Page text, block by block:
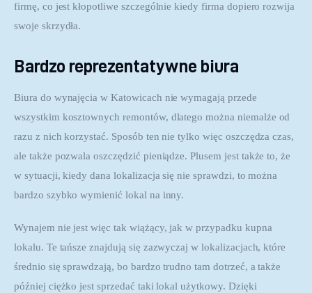
firmę, co jest kłopotliwe szczególnie kiedy firma dopiero rozwija
swoje skrzydła.
Bardzo reprezentatywne biura
Biura do wynajęcia w Katowicach nie wymagają przede
wszystkim kosztownych remontów, dlatego można niemalże od
razu z nich korzystać. Sposób ten nie tylko więc oszczędza czas,
ale także pozwala oszczędzić pieniądze. Plusem jest także to, że
w sytuacji, kiedy dana lokalizacja się nie sprawdzi, to można
bardzo szybko wymienić lokal na inny.
Wynajem nie jest więc tak wiążący, jak w przypadku kupna
lokalu. Te tańsze znajdują się zazwyczaj w lokalizacjach, które
średnio się sprawdzają, bo bardzo trudno tam dotrzeć, a także
później ciężko jest sprzedać taki lokal użytkowy. Dzięki